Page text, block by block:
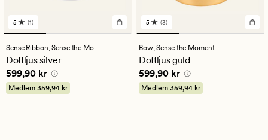
1
omdömen
med
ett
genomsnittligt
betyg
på
5
5 (1)
Sense Ribbon,Sense the Moment
Doftljus silver
Pris 599,90 kr
599,90 kr
Medlem 359,94 kr
3
omdömen
med
ett
genomsnittligt
betyg
på
5
5 (3)
Bow,Sense the Moment
Doftljus guld
Pris 599,90 kr
599,90 kr
Medlem 359,94 kr